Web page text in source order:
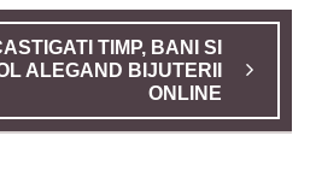
TIMP, BANI SI
ALEGAND BIJUTERII
ONLINE